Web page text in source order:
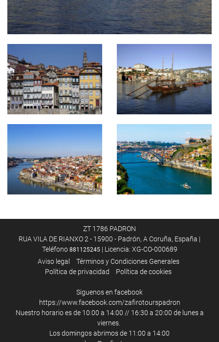
ZT 1786 PADRON
RUA VILA DE RIANXO 2 - 15900 - Padrón, A Coruña, España |
Teléfono 881125245| Licencia: XG-CO-000689
Aviso legal
Términos y Condiciones Generales
Política de privacidad
Política de cookies
Siguenos en facebook
https://www.facebook.com/zafirotourspadron
Nuestro horario es de 10:00 a 14:00 // 16:30 a 20:00 de lunes a
viernes.
Los domingos abrimos de 11:00 a 14:00